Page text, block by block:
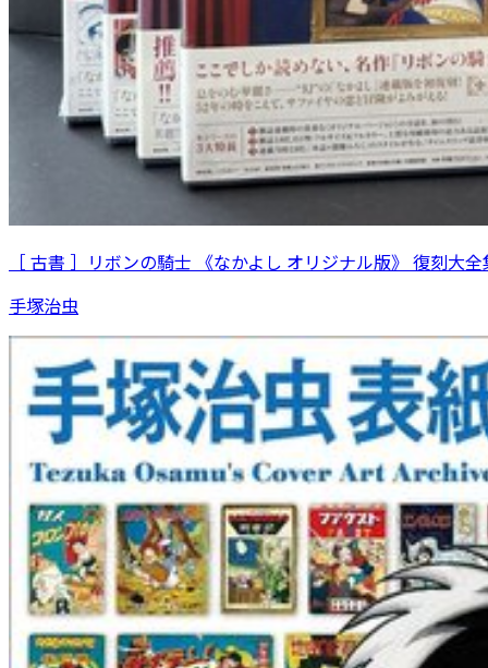
［ 古書 ］リボンの騎士 《なかよし オリジナル版》 復刻大
手塚治虫